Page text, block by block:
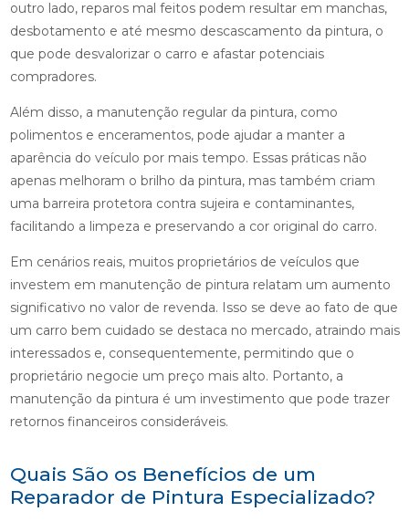
outro lado, reparos mal feitos podem resultar em manchas,
desbotamento e até mesmo descascamento da pintura, o
que pode desvalorizar o carro e afastar potenciais
compradores.
Além disso, a manutenção regular da pintura, como
polimentos e enceramentos, pode ajudar a manter a
aparência do veículo por mais tempo. Essas práticas não
apenas melhoram o brilho da pintura, mas também criam
uma barreira protetora contra sujeira e contaminantes,
facilitando a limpeza e preservando a cor original do carro.
Em cenários reais, muitos proprietários de veículos que
investem em manutenção de pintura relatam um aumento
significativo no valor de revenda. Isso se deve ao fato de que
um carro bem cuidado se destaca no mercado, atraindo mais
interessados e, consequentemente, permitindo que o
proprietário negocie um preço mais alto. Portanto, a
manutenção da pintura é um investimento que pode trazer
retornos financeiros consideráveis.
Quais São os Benefícios de um
Reparador de Pintura Especializado?